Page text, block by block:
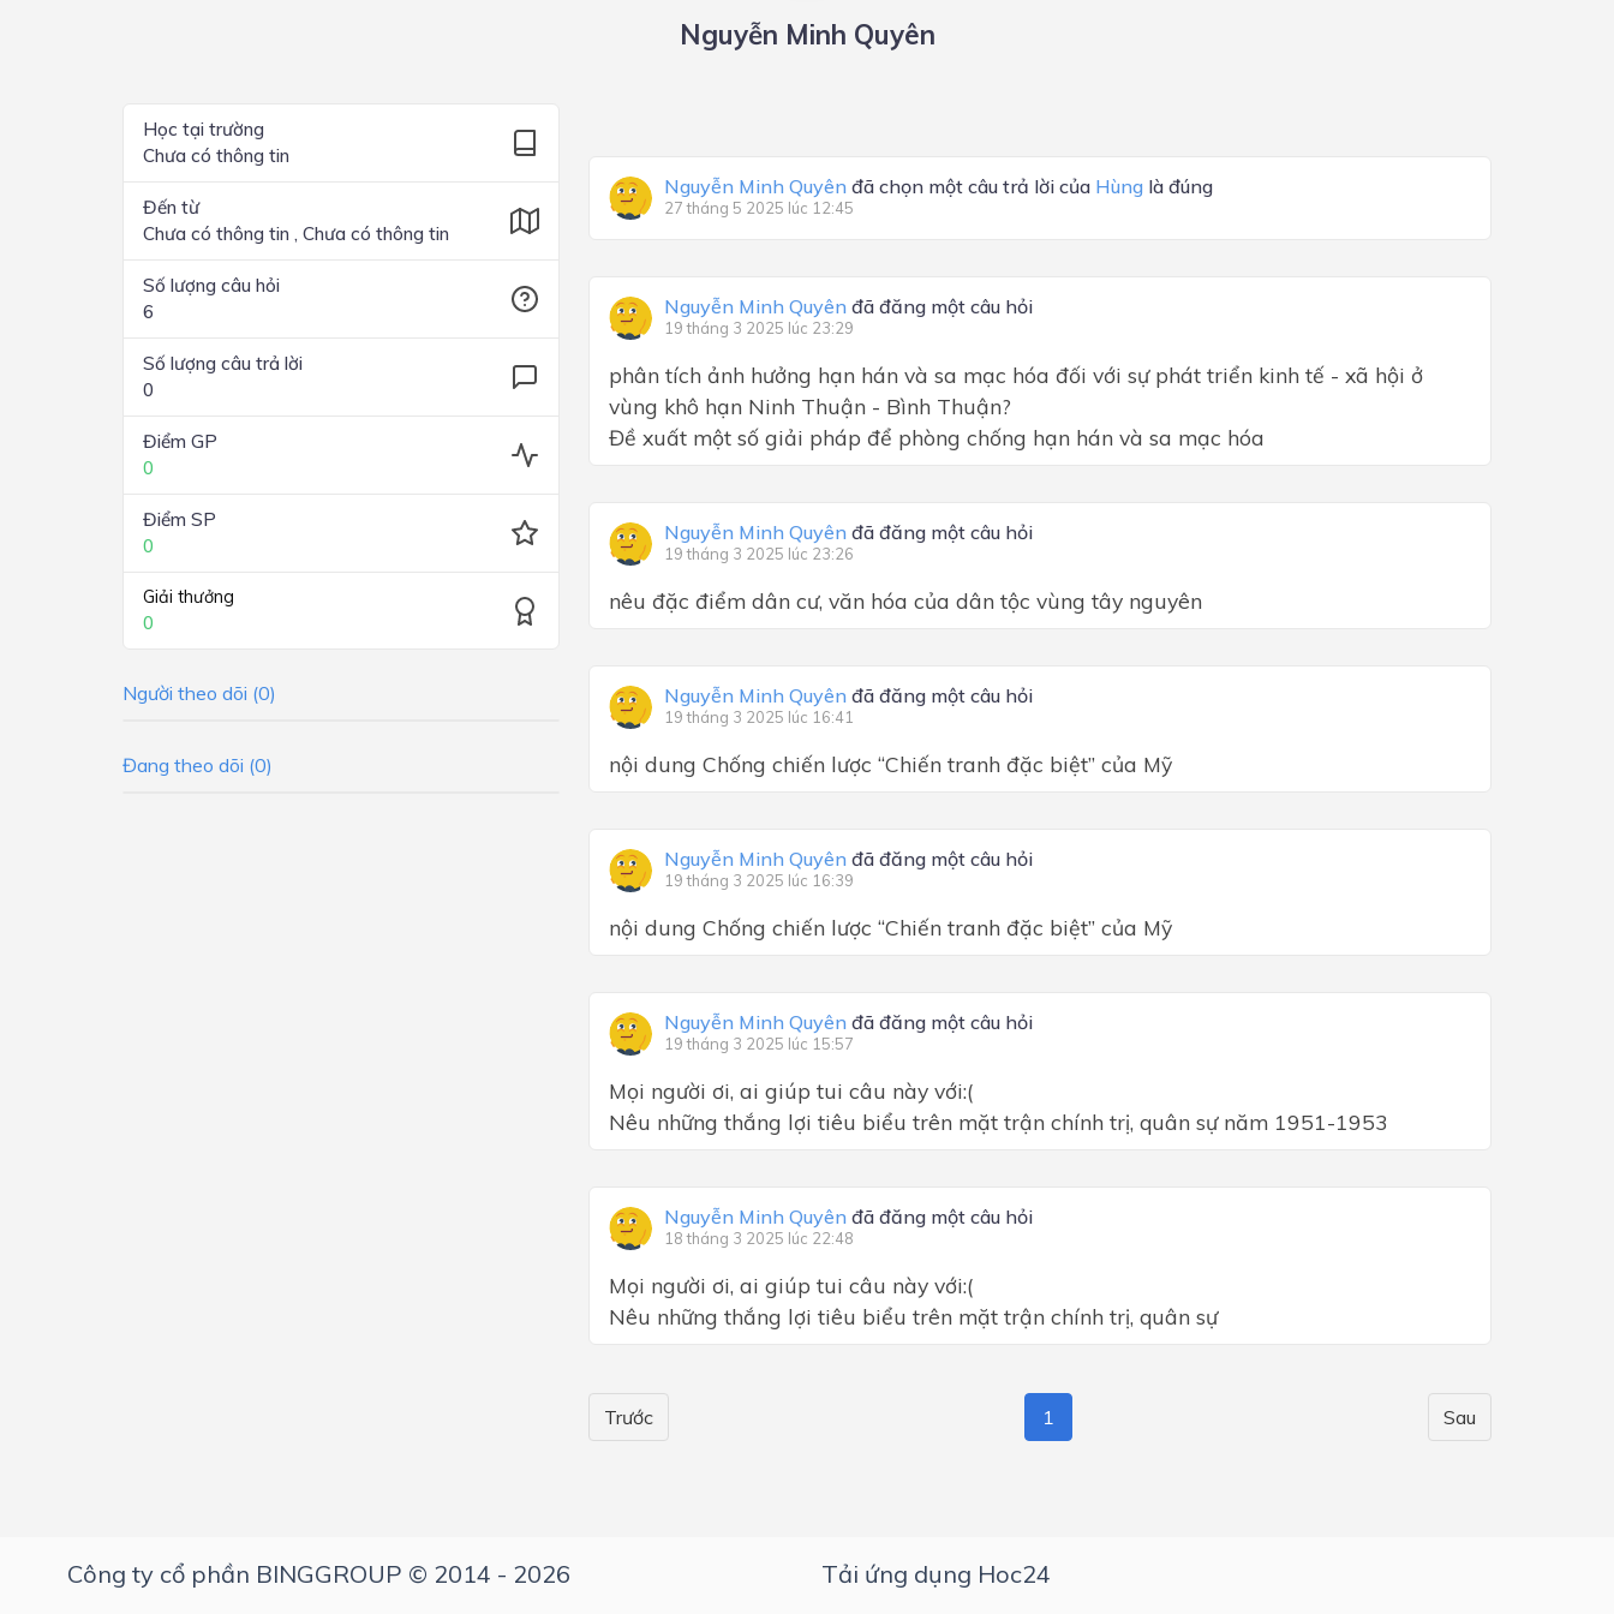
Lớp 2
Nguyễn Minh Quyên
Học tại trường
Chưa có thông tin
Đến từ
Chưa có thông tin , Chưa có thông tin
Số lượng câu hỏi
6
Số lượng câu trả lời
0
Điểm GP
0
Điểm SP
0
Giải thưởng
0
Người theo dõi (0)
Đang theo dõi (0)
Nguyễn Minh Quyên đã chọn một câu trả lời của Hùng là đúng
27 tháng 5 2025 lúc 12:45
Nguyễn Minh Quyên đã đăng một câu hỏi
19 tháng 3 2025 lúc 23:29
phân tích ảnh hưởng hạn hán và sa mạc hóa đối với sự phát triển kinh tế - xã hội ở
vùng khô hạn Ninh Thuận - Bình Thuận?
Đề xuất một số giải pháp để phòng chống hạn hán và sa mạc hóa
Nguyễn Minh Quyên đã đăng một câu hỏi
19 tháng 3 2025 lúc 23:26
nêu đặc điểm dân cư, văn hóa của dân tộc vùng tây nguyên
Nguyễn Minh Quyên đã đăng một câu hỏi
19 tháng 3 2025 lúc 16:41
nội dung Chống chiến lược “Chiến tranh đặc biệt” của Mỹ
Nguyễn Minh Quyên đã đăng một câu hỏi
19 tháng 3 2025 lúc 16:39
nội dung Chống chiến lược “Chiến tranh đặc biệt” của Mỹ
Nguyễn Minh Quyên đã đăng một câu hỏi
19 tháng 3 2025 lúc 15:57
Mọi người ơi, ai giúp tui câu này với:(
Nêu những thắng lợi tiêu biểu trên mặt trận chính trị, quân sự năm 1951-1953
Nguyễn Minh Quyên đã đăng một câu hỏi
18 tháng 3 2025 lúc 22:48
Mọi người ơi, ai giúp tui câu này với:(
Nêu những thắng lợi tiêu biểu trên mặt trận chính trị, quân sự
Trước Sau
1
Công ty cổ phần BINGGROUP © 2014 - 2026 Tải ứng dụng Hoc24